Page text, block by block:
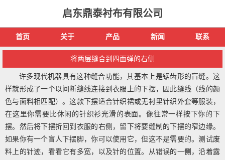
启东鼎泰衬布有限公司
首页 关于 产品 新闻 联系
将两层缝合到四面弹的右侧
许多现代机器具有这种缝合功能，其基本上是锯齿形的盲缝。这
样就形成了一个以间断缝线连接到衣服上的下摆，因此缝线（线的颜
色与面料相匹配）。这款下摆适合针织裙或无衬里针织外套等服装，
在这里你需要比休闲的针织衫光滑的表面。像往常一样按下你的下
摆。然后将下摆折回到衣服的右侧，留下将要缝制的下摆的窄边缘。
如果你有一个盲人下摆脚，你可以使用它，但这不是需要的。测试废
料上的针迹，看看它有多宽，以及针的位置。从错误的一侧，沿着露